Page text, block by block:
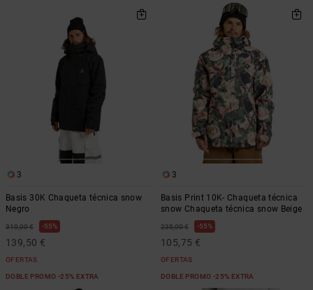
3
Basis 30K Chaqueta técnica snow
Negro
310,00 € 55%
139,50 €
OFERTAS
DOBLE PROMO -25% EXTRA
3
Basis Print 10K- Chaqueta técnica
snow Chaqueta técnica snow Beige
235,00 € 55%
105,75 €
OFERTAS
DOBLE PROMO -25% EXTRA